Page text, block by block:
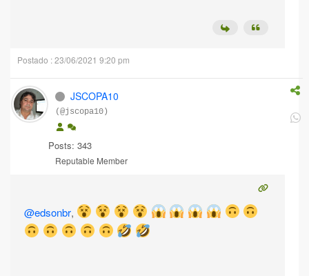
Postado : 23/06/2021 9:20 pm
JSCOPA10
(@jscopa10)
Posts: 343
Reputable Member
@edsonbr,